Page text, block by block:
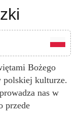
Bożego
polskiej kulturze.
nas w
przede